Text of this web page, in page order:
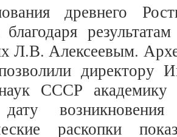
древнего
Л.В. Алексеевым.
директору
СССР
раскопки